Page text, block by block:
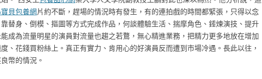
貝包養網片約不斷，趕場的情況時有發生，有的連拍戲的時間都緊張，只得以念
替身、倒模、摳圖等方式完成作品，何談體驗生活、揣摩角色、錘煉演技、提升
成為流量明星的演員對流量也趨之若鶩，無心精進業務，把精力更多地放在增加
、花錢買粉絲上。真正有實力、肯用心的好演員反而遭到市場冷遇。長此以往，
幣的情況。